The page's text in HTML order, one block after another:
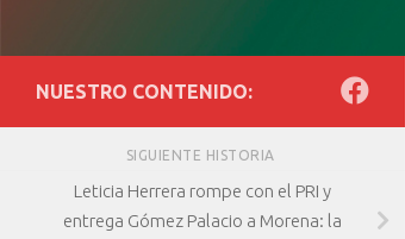
NUESTRO CONTENIDO:
SIGUIENTE HISTORIA
Leticia Herrera rompe con el PRI y
entrega Gómez Palacio a Morena: la